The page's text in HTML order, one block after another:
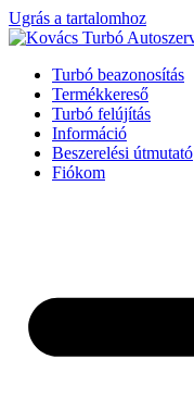
Ugrás a tartalomhoz
Turbó beazonosítás
Termékkereső
Turbó felújítás
Információ
Beszerelési útmutató
Fiókom